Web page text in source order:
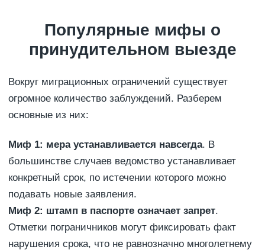
Популярные мифы о
принудительном выезде
Вокруг миграционных ограничений существует
огромное количество заблуждений. Разберем
основные из них:
Миф 1: мера устанавливается навсегда. В
большинстве случаев ведомство устанавливает
конкретный срок, по истечении которого можно
подавать новые заявления.
Миф 2: штамп в паспорте означает запрет.
Отметки пограничников могут фиксировать факт
нарушения срока, что не равнозначно многолетнему